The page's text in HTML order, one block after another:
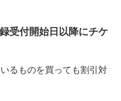
受付開始日以降にチケ
るものを買っても割引対